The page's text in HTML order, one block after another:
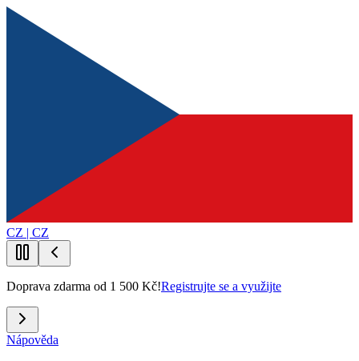
CZ | CZ
Doprava zdarma od 1 500 Kč!Registrujte se a využijte
Nápověda